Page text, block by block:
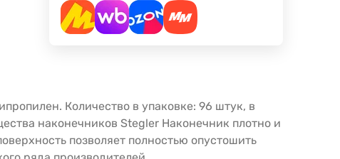
Количество в упаковке: 96 штук, в
наконечников Stegler Наконечник плотно и
позволяет полностью опустошить